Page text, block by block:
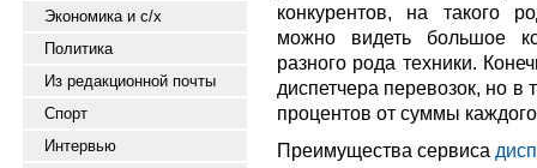
Экономика и с/х
Политика
Из редакционной почты
Спорт
Интервью
конкурентов, на такого
можно видеть большое
разного рода техники.
диспетчера перевозок, но в
процентов от суммы каждого
Преимущества сервиса